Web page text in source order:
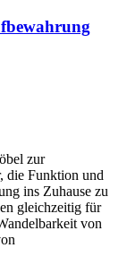
zur
die Funktion und
ins Zuhause zu
gleichzeitig für
von